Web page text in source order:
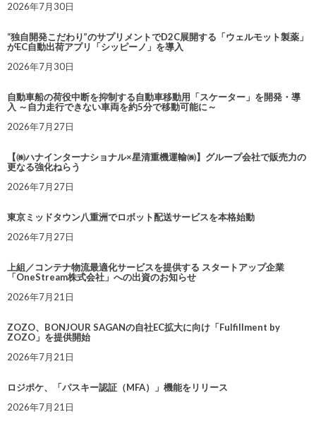
2026年7月30日
“独自開発こだわり”のサプリメントでD2C展開する「ウェルモット製薬」
がEC自動出荷アプリ「シッピーノ」を導入
2026年7月30日
自動車船の荷役中断を抑制する自動車移動用「スケーター」を開発・導
入 ～自力走行できない車両を約5分で移動可能に～
2026年7月27日
【㈱ハナインターナショナル×星清重機運輸㈱】グループ会社で販売力の
更なる強化ねらう
2026年7月27日
東京ミッドタウン八重洲でロボット配送サービスを本格始動
2026年7月27日
上組／コンテナ物流最適化サービスを提供する スタートアップ企業
「OneStream株式会社」への出資のお知らせ
2026年7月21日
ZOZO、BONJOUR SAGANの自社EC拡大に向け「Fulfillment by
ZOZO」を提供開始
2026年7月21日
ロジポケ、「パスキー認証（MFA）」機能をリリース
2026年7月21日